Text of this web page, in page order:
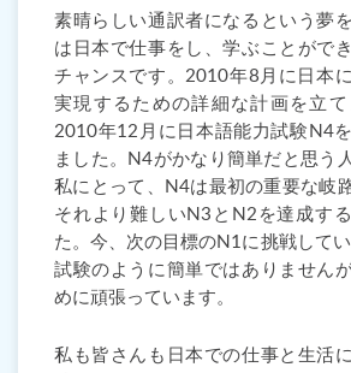
素晴らしい通訳者になるという夢
は日本で仕事をし、学ぶことがで
チャンスです。2010年8月に日本
実現するための詳細な計画を立て
2010年12月に日本語能力試験N4
ました。N4がかなり簡単だと思う
私にとって、N4は最初の重要な岐
それより難しいN3とN2を達成す
た。今、次の目標のN1に挑戦して
試験のように簡単ではありません
めに頑張っています。
私も皆さんも日本での仕事と生活